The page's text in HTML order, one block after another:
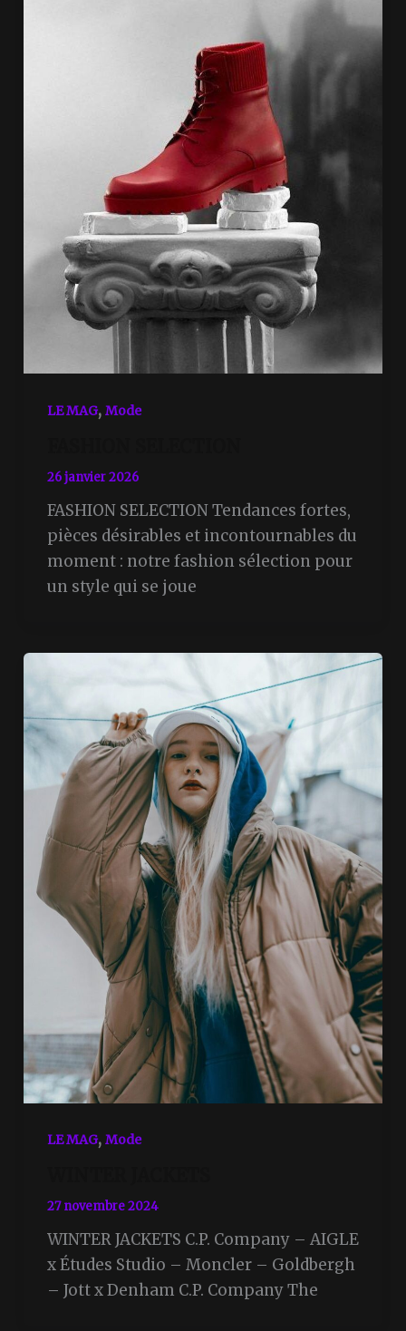
LE MAG, Mode
26 janvier 2026
FASHION SELECTION Tendances fortes,
pièces désirables et incontournables du
moment : notre fashion sélection pour
un style qui se joue
LE MAG, Mode
27 novembre 2024
WINTER JACKETS C.P. Company – AIGLE
x Études Studio – Moncler – Goldbergh
– Jott x Denham C.P. Company The